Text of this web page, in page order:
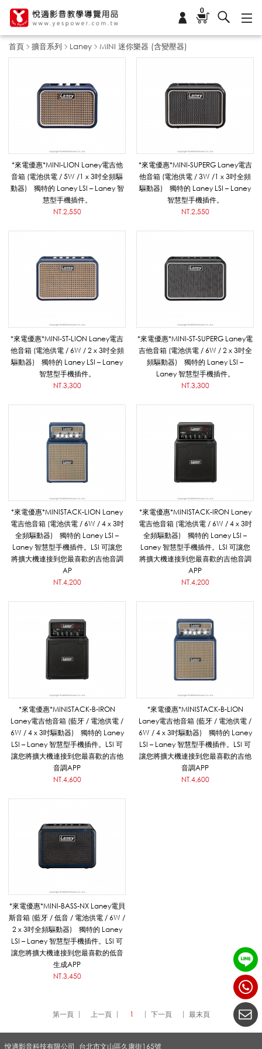
0
首頁 擴音系列 Laney MINI 迷你樂器 (含變壓器)
N
樂
器
變
壓
a
n
_
擴
*來電優惠*MINI-LION Laney電吉他
音箱 (電池供電 / 5W /1 x 3吋全頻驅
動器) 獨特的 Laney LSI – Laney 智
慧型手機插件。
NT.2,550
*來電優惠*MINI-SUPERG Laney電吉
他音箱 (電池供電 / 3W /1 x 3吋全頻
驅動器) 獨特的 Laney LSI – Laney
智慧型手機插件。
NT.2,550
*來電優惠*MINI-ST-LION Laney電吉
他音箱 (電池供電 / 6W / 2 x 3吋全頻
驅動器) 獨特的 Laney LSI – Laney
智慧型手機插件。
NT.3,300
*來電優惠*MINI-ST-SUPERG Laney電
吉他音箱 (電池供電 / 6W / 2 x 3吋全
頻驅動器) 獨特的 Laney LSI –
Laney 智慧型手機插件。
NT.3,300
*來電優惠*MINISTACK-LION Laney
電吉他音箱 (電池供電 / 6W / 4 x 3吋
全頻驅動器) 獨特的 Laney LSI –
Laney 智慧型手機插件。LSI 可讓您
將擴大機連接到您最喜歡的吉他音調
AP
NT.4,200
*來電優惠*MINISTACK-IRON Laney
電吉他音箱 (電池供電 / 6W / 4 x 3吋
全頻驅動器) 獨特的 Laney LSI –
Laney 智慧型手機插件。LSI 可讓您
將擴大機連接到您最喜歡的吉他音調
APP
NT.4,200
*來電優惠*MINISTACK-B-IRON
Laney電吉他音箱 (藍牙 / 電池供電 /
6W / 4 x 3吋驅動器) 獨特的 Laney
LSI – Laney 智慧型手機插件。LSI 可
讓您將擴大機連接到您最喜歡的吉他
音調APP
NT.4,600
*來電優惠*MINISTACK-B-LION
Laney電吉他音箱 (藍牙 / 電池供電 /
6W / 4 x 3吋驅動器) 獨特的 Laney
LSI – Laney 智慧型手機插件。LSI 可
讓您將擴大機連接到您最喜歡的吉他
音調APP
NT.4,600
*來電優惠*MINI-BASS-NX Laney電貝
斯音箱 (藍牙 / 低音 / 電池供電 / 6W /
2 x 3吋全頻驅動器) 獨特的 Laney
LSI – Laney 智慧型手機插件。LSI 可
讓您將擴大機連接到您最喜歡的低音
生成APP
NT.3,450
第一頁 上一頁 1 下一頁 最末頁
悅適影音科技有限公司 台北市文山區久康街165號